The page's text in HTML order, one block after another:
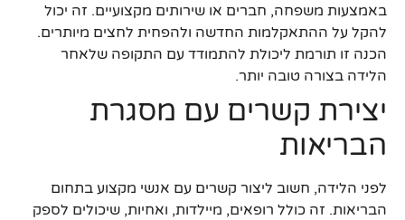
באמצעות משפחה, חברים או שירותים מקצועיים. זה יכול
להקל על ההתאקלמות החדשה ולהפחית לחצים מיותרים.
הכנה זו תורמת ליכולת להתמודד עם התקופה שלאחר
הלידה בצורה טובה יותר.
יצירת קשרים עם מסגרת
הבריאות
לפני הלידה, חשוב ליצור קשרים עם אנשי מקצוע בתחום
הבריאות. זה כולל רופאים, מיילדות, ואחיות, שיכולים לספק